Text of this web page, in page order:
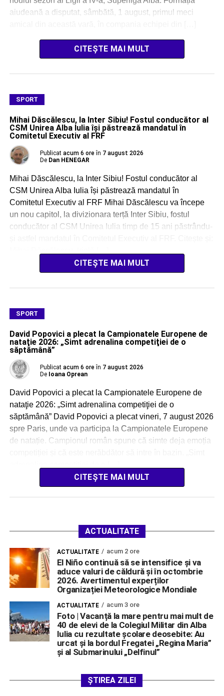
aiudeană a disputat, sâmbătă, 1 august, primul meci
CITEȘTE MAI MULT
SPORT
Mihai Dăscălescu, la Inter Sibiu! Fostul conducător al
CSM Unirea Alba Iulia își păstrează mandatul în
Comitetul Executiv al FRF
Publicat acum 6 ore în 7 august 2026
De Dan HENEGAR
Mihai Dăscălescu, la Inter Sibiu! Fostul conducător al
CSM Unirea Alba Iulia își păstrează mandatul în
Comitetul Executiv al FRF Mihai Dăscălescu va începe
un nou capitol, la divizionara terță Inter Sibiu, fostul
conducător al CSM Unirea Iulia timp de 15 ani păstrându-
CITEȘTE MAI MULT
SPORT
David Popovici a plecat la Campionatele Europene de
nataţie 2026: „Simt adrenalina competiţiei de o
săptămână”
Publicat acum 6 ore în 7 august 2026
De Ioana Oprean
David Popovici a plecat la Campionatele Europene de
nataţie 2026: „Simt adrenalina competiţiei de o
săptămână” David Popovici a plecat vineri, 7 august 2026
spre Paris, unde va participa la Campionatele Europene
de natație. Campionul român spune că simte deja emoția
CITEȘTE MAI MULT
ACTUALITATE
ACTUALITATE acum 2 ore
El Niño continuă să se intensifice și va
aduce valuri de căldură și în octombrie
2026. Avertimentul experților
Organizației Meteorologice Mondiale
ACTUALITATE acum 3 ore
Foto | Vacanță la mare pentru mai mult de
40 de elevi de la Colegiul Militar din Alba
Iulia cu rezultate școlare deosebite: Au
urcat și la bordul Fregatei „Regina Maria”
și al Submarinului „Delfinul”
ȘTIREA ZILEI